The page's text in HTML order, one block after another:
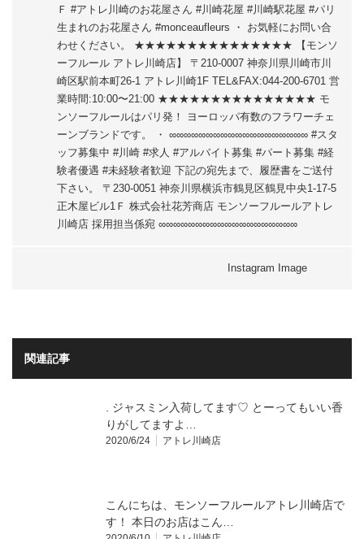
Ｆ #アトレ川崎のお花屋さん #川崎花屋 #川崎駅花屋 #パリ
生まれのお花屋さん #monceaufleurs ・ お気軽にお問い合
わせください。 ★★★★★★★★★★★★★★★ 【モンソ
ーフルール アトレ川崎店】 〒210-0007 神奈川県川崎市川
崎区駅前本町26-1 アトレ川崎1F TEL&FAX:044-200-6701 営
業時間:10:00〜21:00 ★★★★★★★★★★★★★★★ モ
ンソーフルールはパリ発！ ヨーロッパ有数のフラワーチェ
ーンブランドです。 ・ ∞∞∞∞∞∞∞∞∞∞∞∞∞∞∞∞∞∞∞ #スタ
ッフ募集中 #川崎 #求人 #アルバイト募集 #パート募集 #経
験者優遇 #未経験者歓迎 下記の宛先まで、履歴書をご送付
下さい。 〒230-0051 神奈川県横浜市鶴見区鶴見中央1-17-5
正木屋ビル1Ｆ 株式会社花芳商店 モンソーフルールアトレ
川崎店 採用担当係宛 ∞∞∞∞∞∞∞∞∞∞∞∞∞∞∞∞∞∞∞
Instagram Image
関連記事
. ジャスミン入荷してます♡ とーってもいい香
りがしてますよ…
2020/6/24 アトレ川崎店
こんにちは、モンソーフルールアトレ川崎店で
す！ 本日のお店はこん…